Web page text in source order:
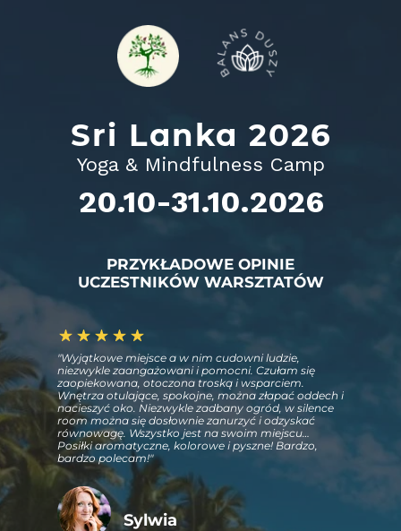
Sri Lanka 2026
20.10-31.10.2026
PRZYKŁADOWE OPINIE
UCZESTNIKÓW WARSZTATÓW
"Wyjątkowe miejsce a w nim cudowni ludzie,
niezwykle zaangażowani i pomocni. Czułam się
zaopiekowana, otoczona troską i wsparciem.
Wnętrza otulające, spokojne, można złapać oddech i
nacieszyć oko. Niezwykle zadbany ogród, w silence
room można się dosłownie zanurzyć i odzyskać
równowagę. Wszystko jest na swoim miejscu…
Posiłki aromatyczne, kolorowe i pyszne! Bardzo,
bardzo polecam!"
Sylwia
Yoga & Mindfulness Camp